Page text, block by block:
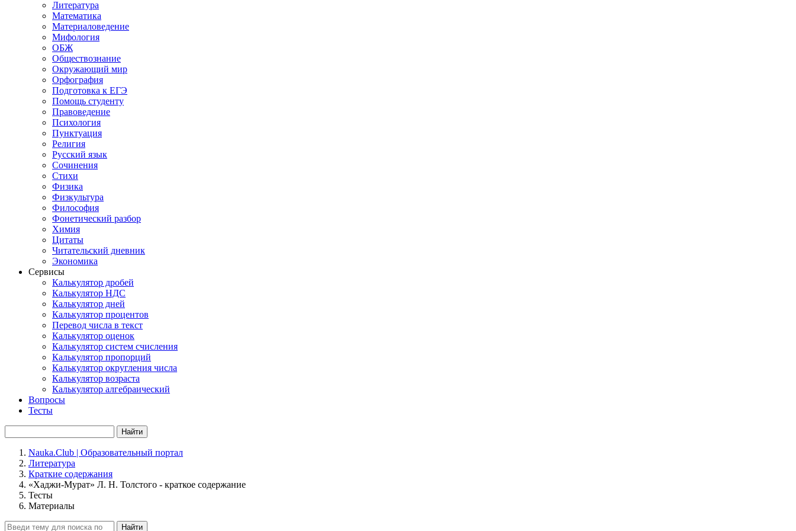
Литература
Математика
Материаловедение
Мифология
ОБЖ
Обществознание
Окружающий мир
Орфография
Подготовка к ЕГЭ
Помощь студенту
Правоведение
Психология
Пунктуация
Религия
Русский язык
Сочинения
Стихи
Физика
Физкультура
Философия
Фонетический разбор
Химия
Цитаты
Читательский дневник
Экономика
Сервисы
Калькулятор дробей
Калькулятор НДС
Калькулятор дней
Калькулятор процентов
Перевод числа в текст
Калькулятор оценок
Калькулятор систем счисления
Калькулятор пропорций
Калькулятор округления числа
Калькулятор возраста
Калькулятор алгебраический
Вопросы
Тесты
Найти
Nauka.Club | Образовательный портал
Литература
Краткие содержания
«Хаджи-Мурат» Л. Н. Толстого - краткое содержание
Тесты
Материалы
Найти